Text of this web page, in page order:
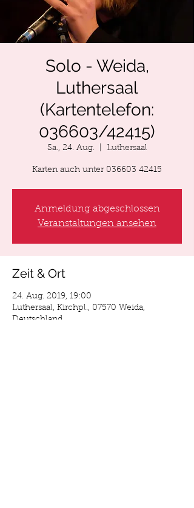
Solo - Weida,
Luthersaal
(Kartentelefon:
036603/42415)
Sa., 24. Aug. Luthersaal
Karten auch unter 036603 42415
Anmeldung abgeschlossen
Veranstaltungen ansehen
Zeit & Ort
24. Aug. 2019, 19:00
Luthersaal, Kirchpl., 07570 Weida,
Deutschland